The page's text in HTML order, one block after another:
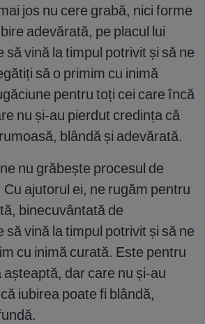
jos nu cere grabă, nici forme
adevărată, pe placul lui
să vină la timpul potrivit și să ne
să o primim cu inimă
pentru toți cei care încă
nu și-au pierdut credința că
blândă și adevărată.
nu grăbește procesul de
ajutorul ei, ne rugăm pentru
binecuvântată de
să vină la timpul potrivit și să ne
cu inimă curată. Este pentru
dar care nu și-au
iubirea poate fi blândă,